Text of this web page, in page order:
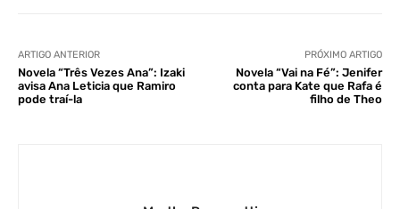
ARTIGO ANTERIOR
Novela “Três Vezes Ana”: Izaki
avisa Ana Leticia que Ramiro
pode traí-la
PRÓXIMO ARTIGO
Novela “Vai na Fé”: Jenifer
conta para Kate que Rafa é
filho de Theo